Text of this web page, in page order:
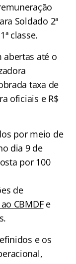
Soldado 2ª
classe.
abertas até o
taxa de
oficiais e R$
por meio de
dia 9 de
por 100
de
CBMDFe
e os